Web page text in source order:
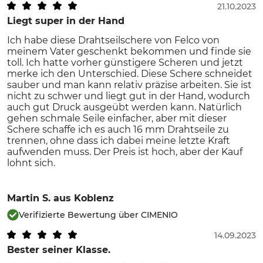
Liegt super in der Hand
21.10.2023
Ich habe diese Drahtseilschere von Felco von
meinem Vater geschenkt bekommen und finde sie
toll. Ich hatte vorher günstigere Scheren und jetzt
merke ich den Unterschied. Diese Schere schneidet
sauber und man kann relativ präzise arbeiten. Sie ist
nicht zu schwer und liegt gut in der Hand, wodurch
auch gut Druck ausgeübt werden kann. Natürlich
gehen schmale Seile einfacher, aber mit dieser
Schere schaffe ich es auch 16 mm Drahtseile zu
trennen, ohne dass ich dabei meine letzte Kraft
aufwenden muss. Der Preis ist hoch, aber der Kauf
lohnt sich.
Martin S. aus Koblenz
Verifizierte Bewertung über CIMENIO
Bester seiner Klasse.
14.09.2023